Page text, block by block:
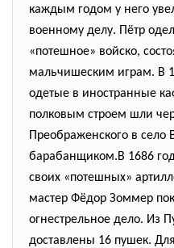
каждым годом у него
военному делу. Пётр
«потешное» войско,
мальчишеским играм. В
одетые в иностранные
полковым строем шли
Преображенского в
барабанщиком.В 1686
своих «потешных»
мастер Фёдор Зоммер
огнестрельное дело. Из
доставлены 16 пушек.